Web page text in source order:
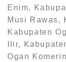
Enim,
Musi Rawas,
Kabupaten
Ilir,
Ogan